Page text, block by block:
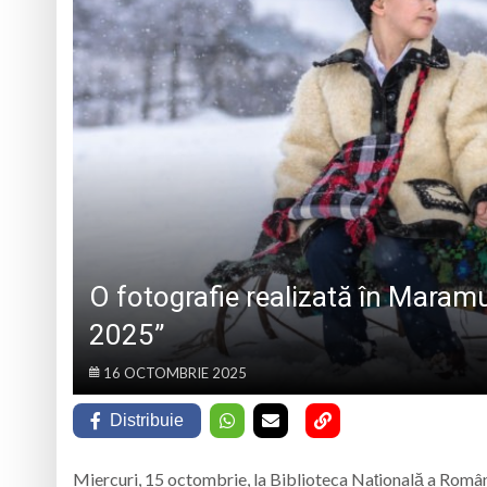
„Iancu de
Muzeul Județean
Psiholog
iar cealaltă merge
Andreea-Mihaela
Atelier de lucru
TRĂITĂ PRIN CÂNTEC
O fotografie realizată în
2025”
16 OCTOMBRIE 2025
Distribuie
Miercuri, 15 octombrie, la Biblioteca Națională a